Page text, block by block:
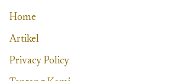
Home
Artikel
Privacy Policy